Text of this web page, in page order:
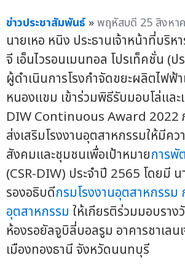
ข่าวประชาสัมพันธ์ »พฤหัสบดี 25 สิงหา
นายเหอ หนิง ประธานเจ้าหน้าที่บริ
จี เอ็นไวรอนเมนทอล โปรเท็คชั่น (ป
ผู้ดำเนินการโรงกำจัดขยะผลิตไฟฟ้
หนองแขม เข้าร่วมพิธีรับมอบโล่และ
DIW Continuous Award 2022
ส่งเสริมโรงงานอุตสาหกรรมให้มีค
สังคมและชุมชนเพื่อเป้าหมายการ
(CSR-DIW) ประจำปี 2565 โดยมี
รองอธิบดีกรมโรงงานอุตสาหกรรม
อุตสาหกรรม ให้เกียรติร่วมมอบราง
ห้องรอยัลจูบิลี่บอลรูม อาคารชาเลน
เมืองทองธานี จังหวัดนนทบุรี